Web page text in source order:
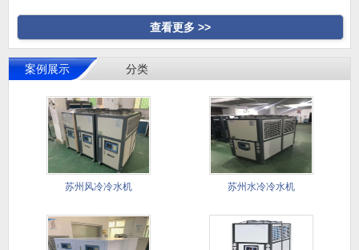
查看更多 >>
案例展示 分类
苏州风冷冷水机 苏州水冷冷水机